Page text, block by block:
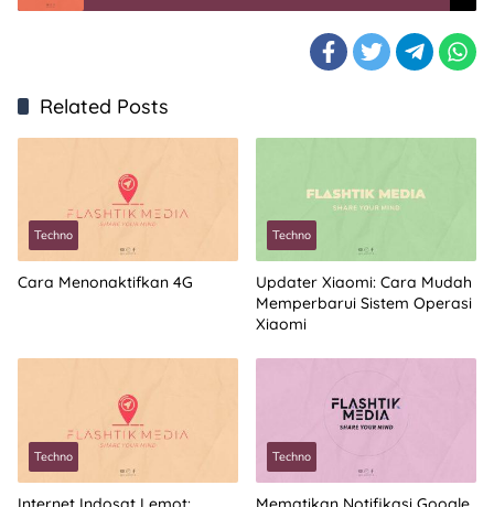
Related Posts
Techno
Cara Menonaktifkan 4G
Techno
Updater Xiaomi: Cara Mudah
Memperbarui Sistem Operasi
Xiaomi
Techno Techno